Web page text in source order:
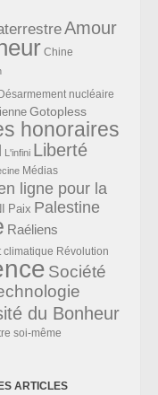
Amour
Chine
Désarmement nucléaire
Gotopless
honoraires
L'infini Liberté
Médias
ligne pour la
Paix Palestine
Raéliens
climatique Révolution
Société
du Bonheur
soi-même
ARTICLES